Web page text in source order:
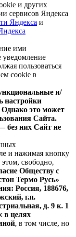
и других
сервисов Яндекса
Яндекса и
ими
пользоваться
cookie в
и/
настройки
Однако это может
Сайта.
без них Сайт не
и нажимая кнопку
свободно,
Обществу с
Термо Русь»
Россия, 188676,
г.п.
д. 9 к. 1
в целях
, в том числе, но